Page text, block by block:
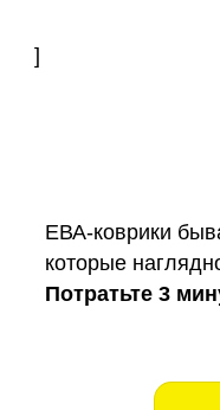
]
ЕВА-коврики
которые
Потратьте 3